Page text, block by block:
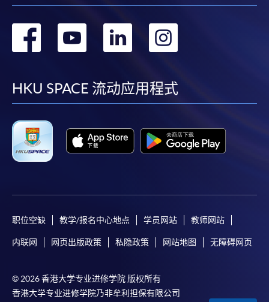
转
facebook
转
youtube
转
linkedin
HKU SPACE 流动应用程式
职位空缺 教学/报名中心地点 学员网站 教师网站
内联网 网页出版政策 私隐政策 网站地图 无障碍网页
© 2026 香港大学专业进修学院 版权所有
香港大学专业进修学院乃非牟利担保有限公司